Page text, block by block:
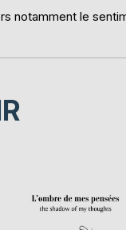
notamment le